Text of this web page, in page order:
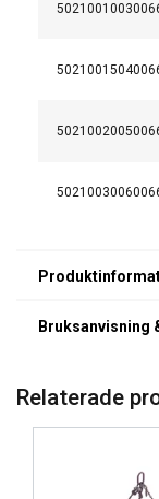
Terrier-
Relaterade
Denna
Vi använder
annonser
vår